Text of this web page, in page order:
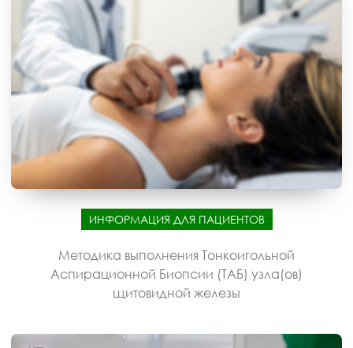
ИНФОРМАЦИЯ ДЛЯ ПАЦИЕНТОВ
Методика выполнения Тонкоигольной
Аспирационной Биопсии (ТАБ) узла(ов)
щитовидной железы